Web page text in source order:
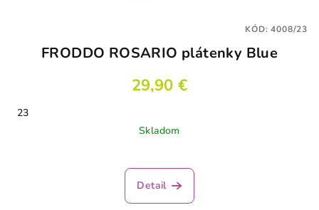
FRODDO ROSARIO plátenky Blue
29,90 €
23
Skladom
Detail
KÓD:4008/23